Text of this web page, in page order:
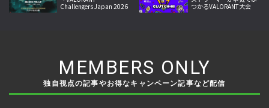
Challengers Japan 2026
つかるVALORANT大会
MEMBERS ONLY
独自視点の記事やお得なキャンペーン記事など配信